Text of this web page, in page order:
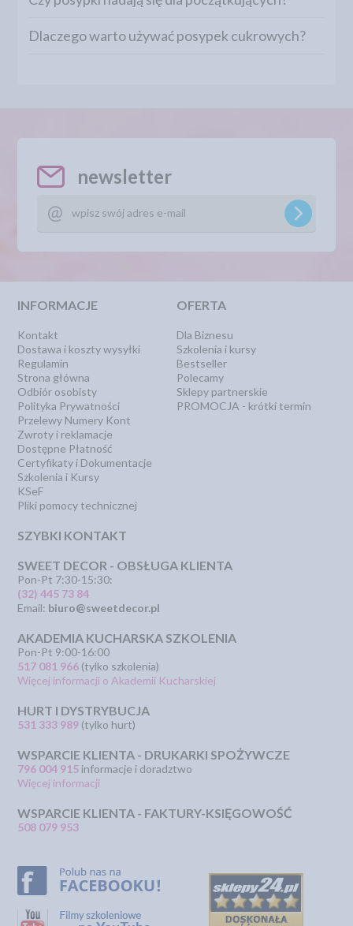
Dlaczego warto używać posypek cukrowych?
newsletter
INFORMACJE
Kontakt
Dostawa i koszty wysyłki
Regulamin
Strona główna
Odbiór osobisty
Polityka Prywatności
Przelewy Numery Kont
Zwroty i reklamacje
Dostępne Płatność
Certyfikaty i Dokumentacje
Szkolenia i Kursy
KSeF
Pliki pomocy technicznej
OFERTA
Dla Biznesu
Szkolenia i kursy
Bestseller
Polecamy
Sklepy partnerskie
PROMOCJA - krótki termin
SZYBKI KONTAKT
SWEET DECOR - OBSŁUGA KLIENTA
Pon-Pt 7:30-15:30:
(32) 445 73 84
Email: biuro@sweetdecor.pl
AKADEMIA KUCHARSKA SZKOLENIA
Pon-Pt 9:00-16:00
517 081 966 (tylko szkolenia)
Więcej informacji o Akademii Kucharskiej
HURT I DYSTRYBUCJA
531 333 989 (tylko hurt)
WSPARCIE KLIENTA - DRUKARKI SPOŻYWCZE
796 004 915 informacje i doradztwo
Więcej informacji
WSPARCIE KLIENTA - FAKTURY-KSIĘGOWOŚĆ
508 079 953